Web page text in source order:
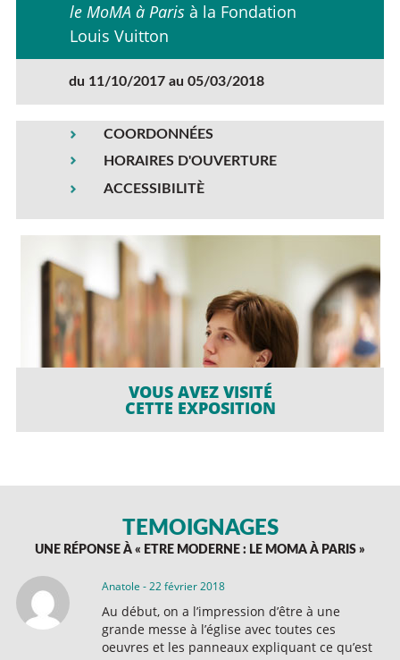
le MoMA à Paris à la Fondation
Louis Vuitton
du 11/10/2017 au 05/03/2018
COORDONNÉES
HORAIRES D'OUVERTURE
ACCESSIBILITÈ
VOUS AVEZ VISITÉ
CETTE EXPOSITION
TÉMOIGNAGES
UNE RÉPONSE À « ETRE MODERNE : LE MOMA À PARIS »
Anatole -22 février 2018
Au début, on a l’impression d’être à une
grande messe à l’église avec toutes ces
oeuvres et les panneaux expliquant ce qu’est